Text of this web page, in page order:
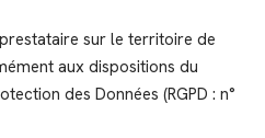
sur le territoire de
aux dispositions du
des Données (RGPD : n°